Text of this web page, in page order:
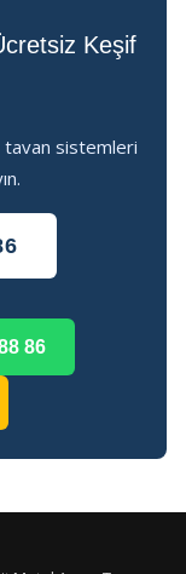
Keşif
sistemleri
86